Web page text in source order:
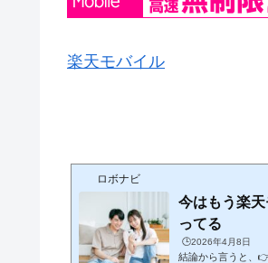
楽天モバイル
ロボナビ
今はもう楽
ってる
🕒️2026年4月8日
結論から言うと、